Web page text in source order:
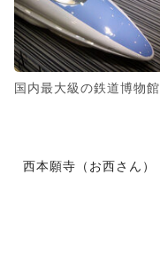
国内最大級の鉄道博物館
西本願寺（お西さん）